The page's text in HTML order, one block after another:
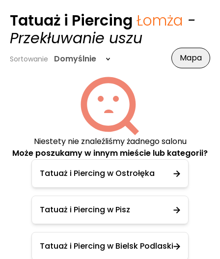
Tatuaż i Piercing Łomża -
Przekłuwanie uszu
Sortowanie Domyślnie Mapa
Niestety nie znaleźliśmy żadnego salonu
Może poszukamy w innym mieście lub kategorii?
Tatuaż i Piercing w Ostrołęka
Tatuaż i Piercing w Pisz
Tatuaż i Piercing w Bielsk Podlaski